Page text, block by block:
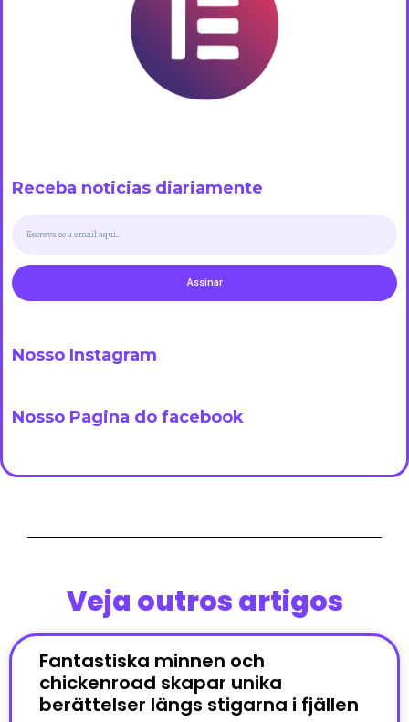
Receba noticias diariamente
Assinar
Nosso Instagram
Nosso Pagina do facebook
Veja outros artigos
Fantastiska minnen och
chickenroad skapar unika
berättelser längs stigarna i fjällen